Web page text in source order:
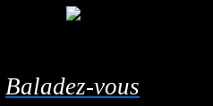
Baladez-vous